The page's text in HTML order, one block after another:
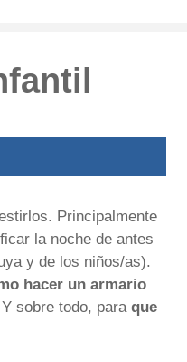
Principalmente
la noche de antes
y de los niños/as).
hacer un armario
sobre todo, paraque